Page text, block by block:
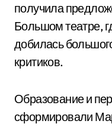
получила
Большом театре,
добилась
критиков.
Образование и
сформировали